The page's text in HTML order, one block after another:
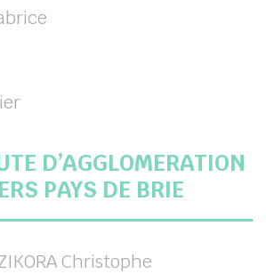
D’AGGLOMERATION
PAYS DE BRIE
Christophe